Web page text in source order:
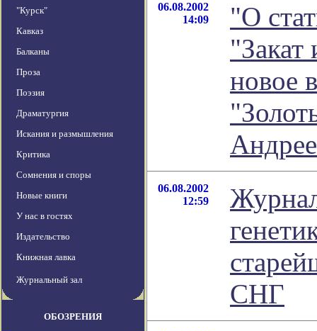
"Курск"
Кавказ
Балканы
Проза
Поэзия
Драматургия
Искания и размышления
Критика
Сомнения и споры
Новые книги
У нас в гостях
Издательство
Книжная лавка
Журнальный зал
ОБОЗРЕНИЯ
06.08.2002
14:09
"О
новое
06.08.2002
12:59
СНГ